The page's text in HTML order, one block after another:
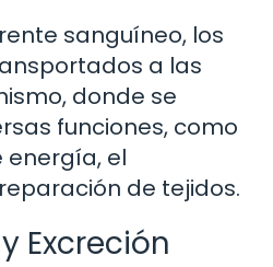
sanguíneo, los
a las
donde se
funciones, como
energía, el
de tejidos.
Excreción